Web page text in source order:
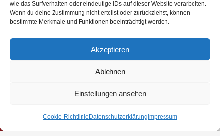
wie das Surfverhalten oder eindeutige IDs auf dieser Website verarbeiten.
Wenn du deine Zustimmung nicht erteilst oder zurückziehst, können
bestimmte Merkmale und Funktionen beeinträchtigt werden.
Akzeptieren
Ablehnen
Einstellungen ansehen
Cookie-Richtlinie Datenschutzerklärung Impressum
© 2026 Alle Rechte vorbehalten.
Impressum Datenschutzerklärung AGB
Cookie-Richtlinie (EU)
Vertrag widerrufen